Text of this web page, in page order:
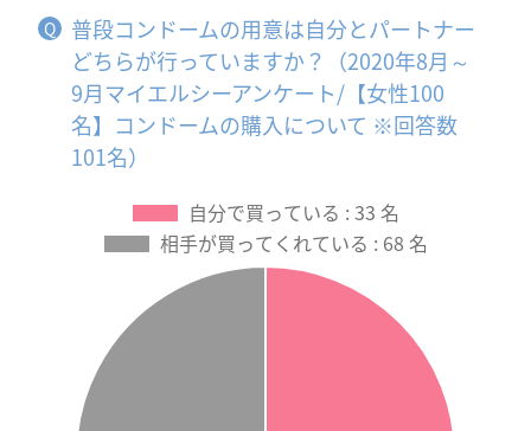
普段コンドームの用意は自分とパートナー
どちらが行っていますか？（2020年8月～
9月マイエルシーアンケート/【女性100
名】コンドームの購入について ※回答数
101名）